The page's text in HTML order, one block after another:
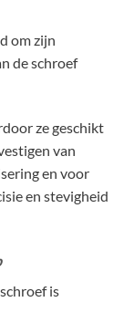
om zijn
de schroef
ze geschikt
van
en voor
en stevigheid
is